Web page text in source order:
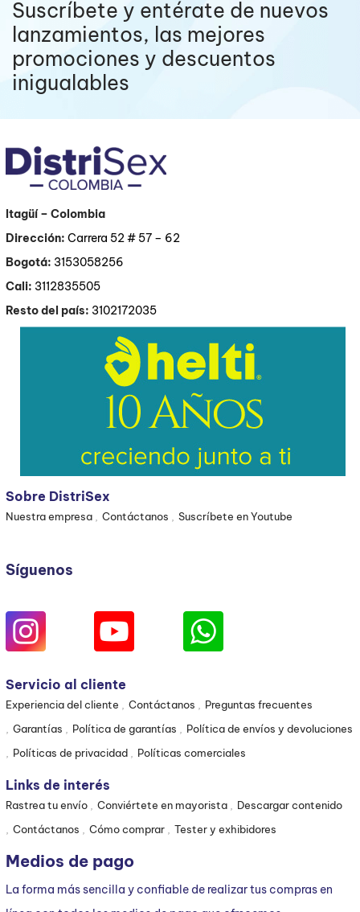
Suscríbete y entérate de nuevos
lanzamientos, las mejores
promociones y descuentos
inigualables
Itagüí– Colombia
Dirección: Carrera 52 # 57 – 62
Bogotá: 3153058256
Cali: 3112835505
Resto del país: 3102172035
Sobre DistriSex
Nuestra empresa Contáctanos Suscríbete en Youtube
Síguenos
Servicio al cliente
Experiencia del cliente Contáctanos
Preguntas frecuentes
Garantías
Política de garantías
Política de envíos y devoluciones
Políticas de privacidad
Políticas comerciales
Links de interés
Rastrea tu envío Conviértete en mayorista
Descargar contenido
Contáctanos
Cómo comprar Tester y exhibidores
Medios de pago
La forma más sencilla y confiable de realizar tus compras en